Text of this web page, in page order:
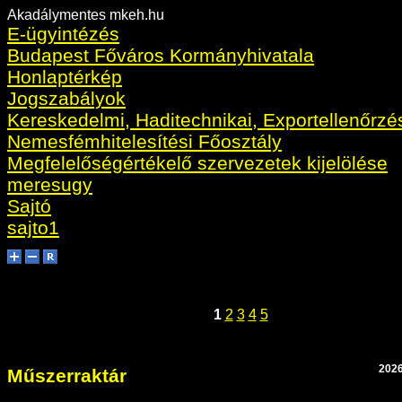
Akadálymentes mkeh.hu
E-ügyintézés
Budapest Főváros Kormányhivatala
Honlaptérkép
Jogszabályok
Kereskedelmi, Haditechnikai,
Nemesfémhitelesítési Főosztály
Megfelelőségértékelő szervezetek kijelölése
meresugy
Sajtó
sajto1
1 2 3 4 5
Műszerraktár